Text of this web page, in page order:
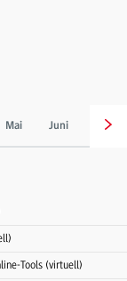
Mai Juni Juli
Tools (virtuell)